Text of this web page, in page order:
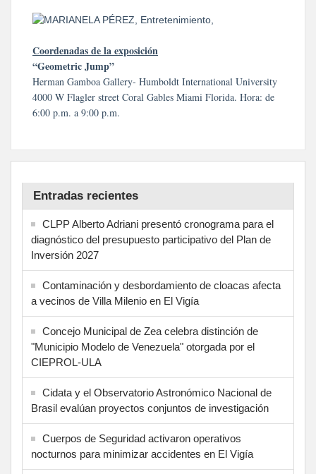
Coordenadas de la exposición
“Geometric Jump”
Herman Gamboa Gallery- Humboldt International University
4000 W Flagler street Coral Gables Miami Florida. Hora: de
6:00 p.m. a 9:00 p.m.
Entradas recientes
CLPP Alberto Adriani presentó cronograma para el
diagnóstico del presupuesto participativo del Plan de
Inversión 2027
Contaminación y desbordamiento de cloacas afecta
a vecinos de Villa Milenio en El Vigía
Concejo Municipal de Zea celebra distinción de
"Municipio Modelo de Venezuela" otorgada por el
CIEPROL-ULA
Cidata y el Observatorio Astronómico Nacional de
Brasil evalúan proyectos conjuntos de investigación
Cuerpos de Seguridad activaron operativos
nocturnos para minimizar accidentes en El Vigía